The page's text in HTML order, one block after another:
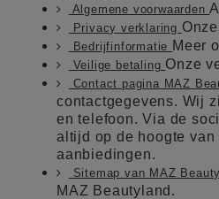
Algemene voorwaarden
Privacy verklaring
Bedrijfinformatie Meer
Veilige betaling Onze
Contact pagina MAZ
contactgegevens. Wij
en telefoon. Via de
altijd op de hoogte
aanbiedingen.
Sitemap van MAZ
MAZ Beautyland.